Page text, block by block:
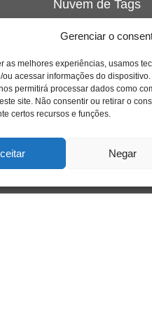
Gerenciar o
as melhores experiências, usamos
ou acessar informações do
permitirá processar dados como
site. Não consentir ou retirar o
certos recursos e funções.
Negar
Nuvem de Tags
crianca cuidado cultura
educação
freud infância insight
loucura luto maternidade
psicologia